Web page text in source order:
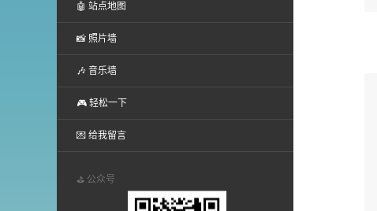
🤖 站点地图
📸 照片墙
🎶 音乐墙
🎮 轻松一下
💌 给我留言
⛳ 公众号